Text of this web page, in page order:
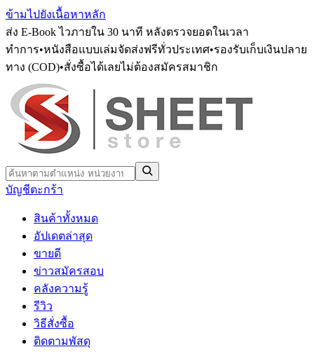
ข้ามไปยังเนื้อหาหลัก
ส่ง E-Book ไวภายใน 30 นาที หลังตรวจยอดในเวลา
ทำการ•หนังสือแบบเล่มจัดส่งฟรีทั่วประเทศ•รองรับเก็บเงินปลาย
ทาง (COD)•สั่งซื้อได้เลยไม่ต้องสมัครสมาชิก
บัญชีตะกร้า
สินค้าทั้งหมด
อัปเดตล่าสุด
ขายดี
ข่าวสมัครสอบ
คลังความรู้
รีวิว
วิธีสั่งซื้อ
ติดตามพัสดุ